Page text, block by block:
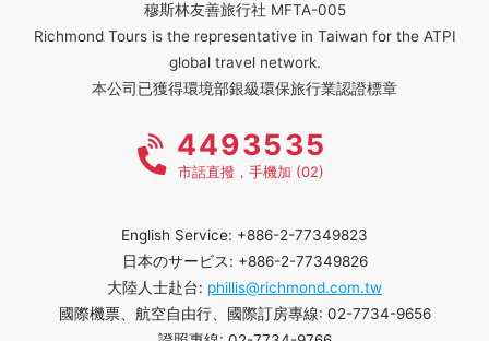
穆斯林友善旅行社 MFTA-005
Richmond Tours is the representative in Taiwan for the ATPI
global travel network.
本公司已獲得環境部銀級環保旅行業認證標章
4493535
市話直撥，手機加 (02)
English Service: +886-2-77349823
日本のサービス: +886-2-77349826
大陸人士赴台: phillis@richmond.com.tw
國際機票、航空自由行、國際訂房專線: 02-7734-9656